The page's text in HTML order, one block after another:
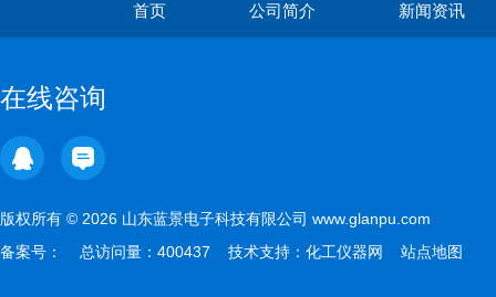
首页 公司简介 新闻资讯
在线咨询
版权所有 © 2026 山东蓝景电子科技有限公司 www.glanpu.com
备案号：
总访问量：400437 技术支持： 化工仪器网 站点地图